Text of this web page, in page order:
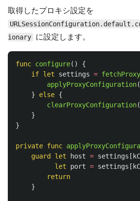
取得したプロキシ設定を
ionary
に設定します。
func configure()
{
if let settings =
applyProxyConfiguration(
}
else {
clearProxyConfiguration
}
}
private func
guard
let host = settings [
let
port = settings [
return
}